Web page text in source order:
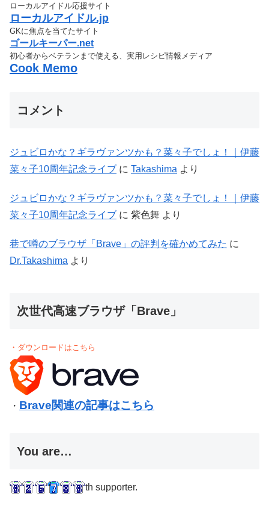
ローカルアイドル応援サイト
ローカルアイドル.jp
GKに焦点を当てたサイト
ゴールキーパー.net
初心者からベテランまで使える、実用レシピ情報メディア
Cook Memo
コメント
ジュビロかな？ギラヴァンツかも？菜々子でしょ！｜伊藤
菜々子10周年記念ライブ に Takashima より
ジュビロかな？ギラヴァンツかも？菜々子でしょ！｜伊藤
菜々子10周年記念ライブ に 紫色舞 より
巷で噂のブラウザ「Brave」の評判を確かめてみた に
Dr.Takashima より
次世代高速ブラウザ「Brave」
・ダウンロードはこちら
・ Brave関連の記事はこちら
You are…
th supporter.